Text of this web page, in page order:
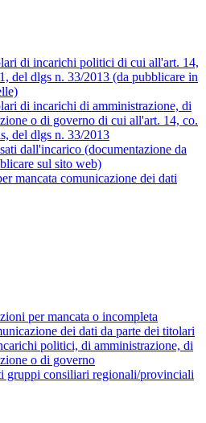
di incarichi politici di cui all'art. 14,
del dlgs n. 33/2013 (da pubblicare in
di incarichi di amministrazione, di
o di governo di cui all'art. 14, co.
del dlgs n. 33/2013
dall'incarico (documentazione da
sul sito web)
mancata comunicazione dei dati
per mancata o incompleta
dei dati da parte dei titolari
politici, di amministrazione, di
o di governo
gruppi consiliari regionali/provinciali